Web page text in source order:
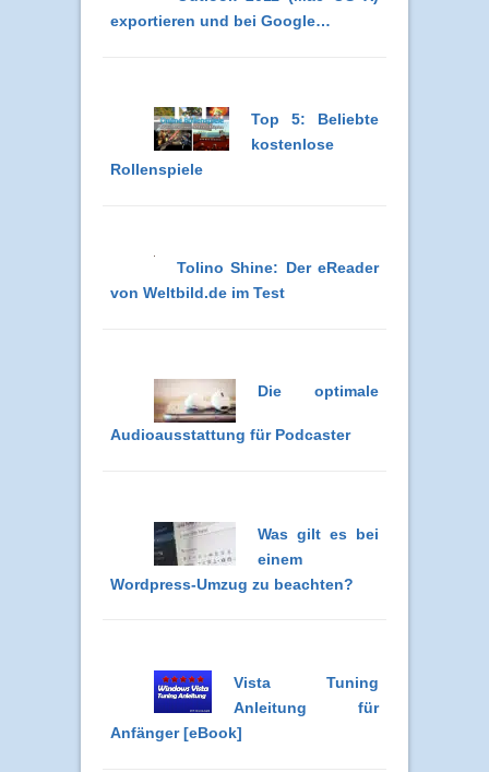
exportieren und bei Google…
Top 5: Beliebte
kostenlose
Rollenspiele
Tolino Shine: Der eReader
von Weltbild.de im Test
Die optimale
Audioausstattung für Podcaster
Was gilt es bei
einem
Wordpress-Umzug zu beachten?
Vista Tuning
Anleitung für
Anfänger [eBook]